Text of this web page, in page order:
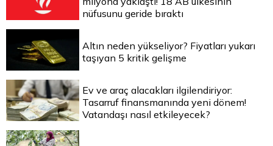
nüfusunu geride bıraktı
Altın neden yükseliyor? Fiyatları yukarı
taşıyan 5 kritik gelişme
Ev ve araç alacakları ilgilendiriyor:
Tasarruf finansmanında yeni dönem!
Vatandaşı nasıl etkileyecek?